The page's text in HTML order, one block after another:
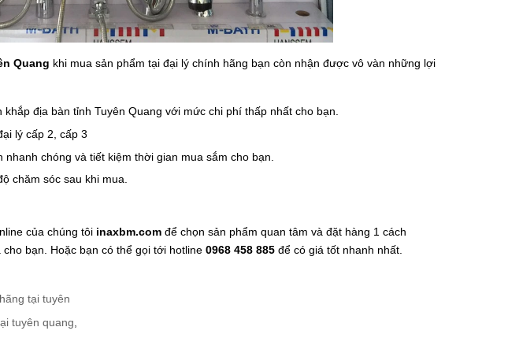
Quang khi mua sản phẩm tại đại lý chính hãng bạn còn nhận được vô vàn những lợi
địa bàn tỉnh Tuyên Quang với mức chi phí thấp nhất cho bạn.
lý cấp 2, cấp 3
chóng và tiết kiệm thời gian mua sắm cho bạn.
chăm sóc sau khi mua.
của chúng tôi inaxbm.com để chọn sản phẩm quan tâm và đặt hàng 1 cách
bạn. Hoặc bạn có thể gọi tới hotline 0968 458 885 để có giá tốt nhanh nhất.
tại tuyên
tuyên quang